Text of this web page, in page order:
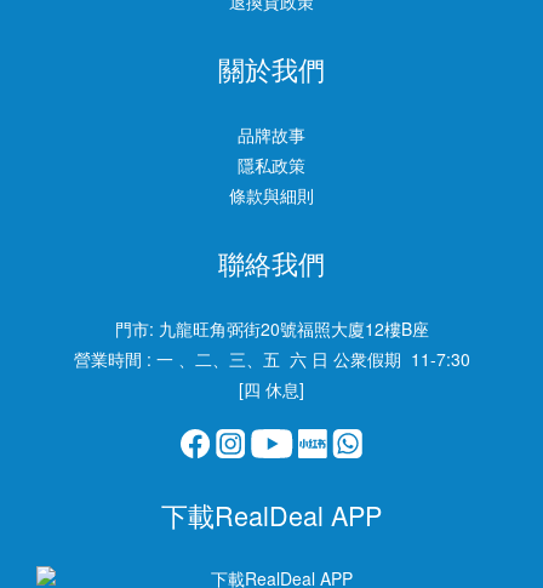
關於我們
品牌故事
隱私政策
條款與細則
聯絡我們
門市: 九龍旺角弼街20號福照大廈12樓B座
營業時間 : 一 、二、三、五 六 日 公衆假期 11-7:30
[四 休息]
下載RealDeal APP